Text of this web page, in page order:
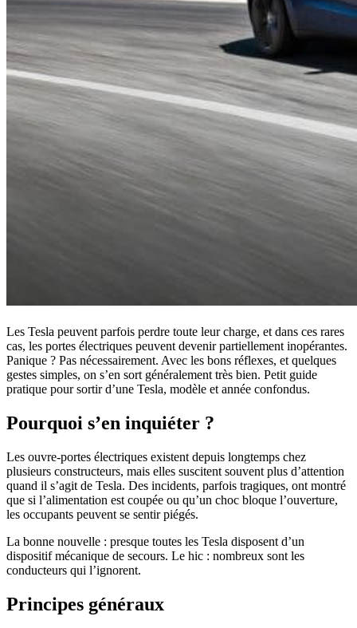
Les Tesla peuvent parfois perdre toute leur charge, et dans ces rares
cas, les portes électriques peuvent devenir partiellement inopérantes.
Panique ? Pas nécessairement. Avec les bons réflexes, et quelques
gestes simples, on s’en sort généralement très bien. Petit guide
pratique pour sortir d’une Tesla, modèle et année confondus.
Pourquoi s’en inquiéter ?
Les ouvre-portes électriques existent depuis longtemps chez
plusieurs constructeurs, mais elles suscitent souvent plus d’attention
quand il s’agit de Tesla. Des incidents, parfois tragiques, ont montré
que si l’alimentation est coupée ou qu’un choc bloque l’ouverture,
les occupants peuvent se sentir piégés.
La bonne nouvelle : presque toutes les Tesla disposent d’un
dispositif mécanique de secours. Le hic : nombreux sont les
conducteurs qui l’ignorent.
Principes généraux